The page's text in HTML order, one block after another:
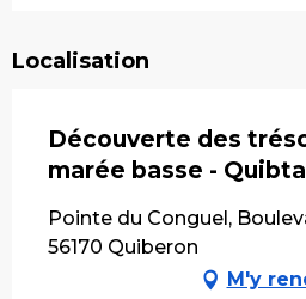
Localisation
Découverte des
marée basse -
Pointe du Conguel,
56170 Quiberon
M'y